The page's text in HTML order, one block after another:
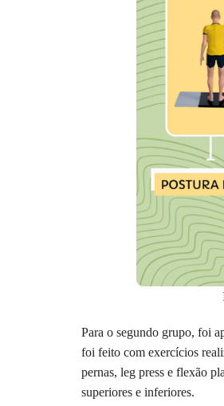
Para o segundo grupo, foi
foi feito com exercícios
pernas, leg press e flexão
superiores e inferiores.